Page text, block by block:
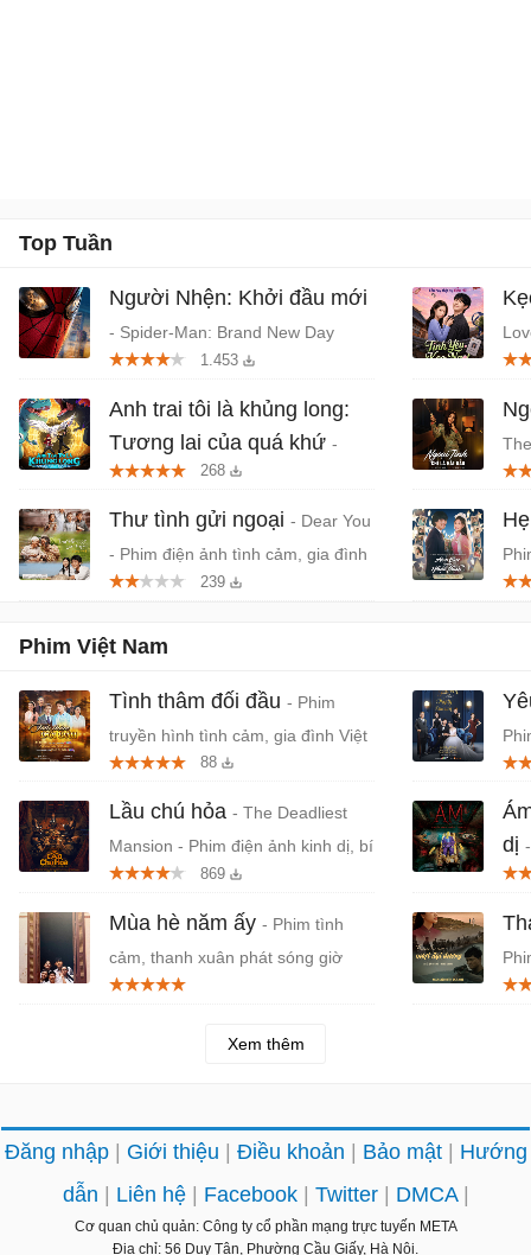
Top Tuần
Người Nhện: Khởi đầu mới
- Spider-Man: Brand New Day
(2026) chiếu rạp
1.453
Anh trai tôi là khủng long:
Tương lai của quá khứ -
Phim anime hành động, thần thoại
Việt chiếu rạp
268
Thư tình gửi ngoại - Dear You
- Phim điện ảnh tình cảm, gia đình
Trung Quốc
239
-
Phim Việt Nam
Tình thâm đối đầu - Phim
truyền hình tình cảm, gia đình Việt
Nam
88
Lầu chú hỏa - The Deadliest
Mansion - Phim điện ảnh kinh dị, bí
ẩn Việt Nam869
Mùa hè năm ấy - Phim tình
cảm, thanh xuân phát sóng giờ
vàng VTV3
dị
về
Xem thêm
Đăng nhập Giới thiệu Điều khoản Bảo mật
Hướng
dẫn
Liên hệ Facebook Twitter DMCA
Cơ quan chủ quản: Công ty cổ phần mạng trực tuyến META
Địa chỉ: 56 Duy Tân, Phường Cầu Giấy, Hà Nội.